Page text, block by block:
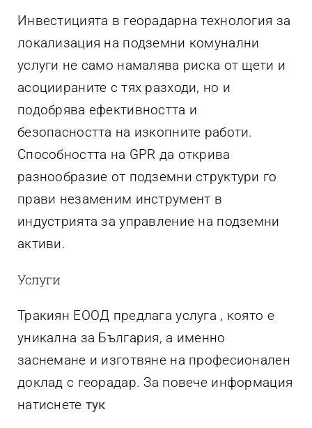
Инвестицията в георадарна технология за
локализация на подземни комунални
услуги не само намалява риска от щети и
асоциираните с тях разходи, но и
подобрява ефективността и
безопасността на изкопните работи.
Способността на GPR да открива
разнообразие от подземни структури го
прави незаменим инструмент в
индустрията за управление на подземни
активи.
Услуги
Тракиян ЕООД предлага услуга , която е
уникална за България, а именно
заснемане и изготвяне на професионален
доклад с георадар. За повече информация
натиснете тук